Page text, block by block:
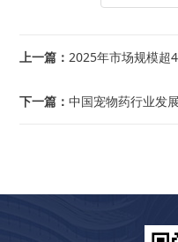
上一篇： 2025年市场规模超
下一篇：中国宠物药行业发展趋势